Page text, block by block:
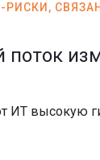
РИСКИ,
поток
ИТ высокую